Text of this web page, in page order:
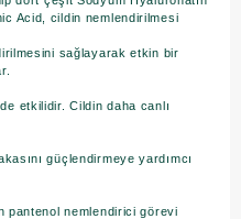
Acid, cildin nemlendirilmesi
sağlayarak etkin bir
etkilidir. Cildin daha canlı
güçlendirmeye yardımcı
pantenol nemlendirici görevi